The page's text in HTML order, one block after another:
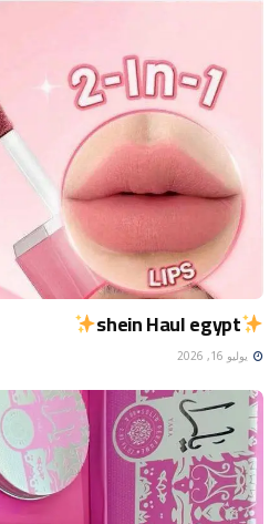
shein Haul egypt
يوليو 16, 2026